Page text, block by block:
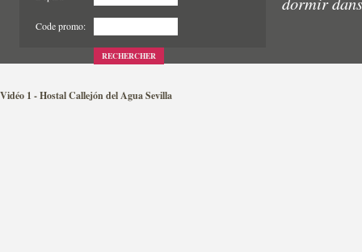
Code promo:
RECHERCHER
Vidéo 1 - Hostal Callejón del Agua Sevilla